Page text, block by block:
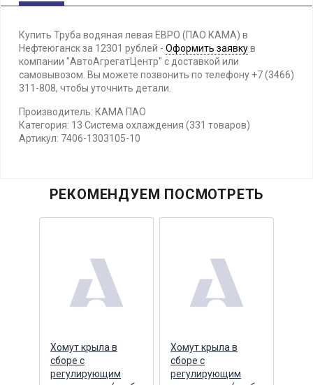
Купить Труба водяная левая ЕВРО (ПАО КАМА) в
Нефтеюганск за 12301 рублей - Оформить заявкув
компании "АвтоАгрегатЦентр" с доставкой или
самовывозом. Вы можете позвонить по телефону +7 (3466)
311-808, чтобы уточнить детали.
Производитель: КАМА ПАО
Категория: 13 Система охлаждения (331 товаров)
Артикул: 7406-1303105-10
РЕКОМЕНДУЕМ ПОСМОТРЕТЬ
Хомут крыла в
сборе с
регулирующим
Хомут крыла в
сборе с
регулирующим